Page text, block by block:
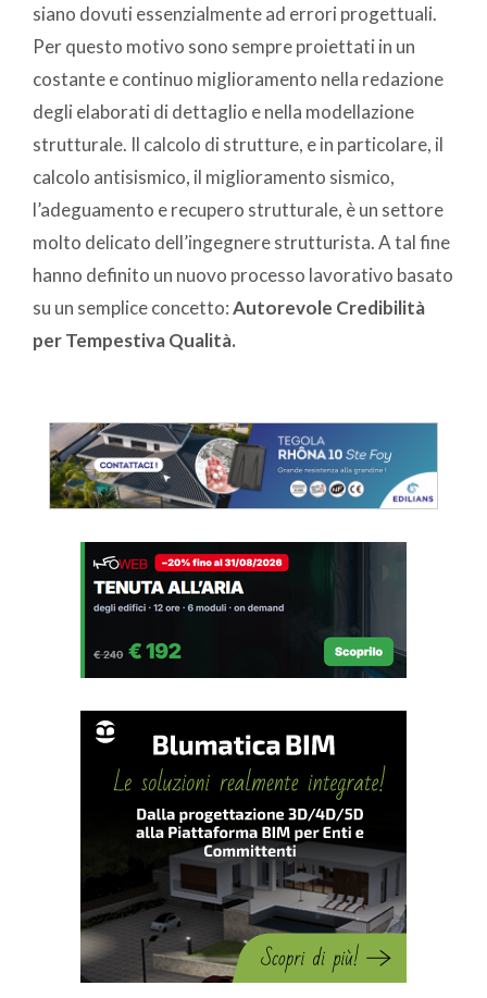
siano dovuti essenzialmente ad errori progettuali.
Per questo motivo sono sempre proiettati in un
costante e continuo miglioramento nella redazione
degli elaborati di dettaglio e nella modellazione
strutturale. Il calcolo di strutture, e in particolare, il
calcolo antisismico, il miglioramento sismico,
l’adeguamento e recupero strutturale, è un settore
molto delicato dell’ingegnere strutturista. A tal fine
hanno definito un nuovo processo lavorativo basato
su un semplice concetto:Autorevole Credibilità
per Tempestiva Qualità.